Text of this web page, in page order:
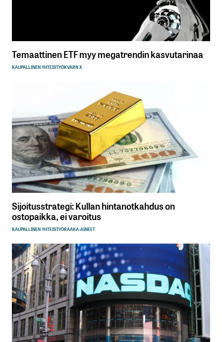
Temaattinen ETF myy megatrendin kasvutarinaa
KAUPALLINEN YHTEISTYÖKVARN X
Sijoitusstrategi: Kullan hintanotkahdus on
ostopaikka, ei varoitus
KAUPALLINEN YHTEISTYÖRAAKA-AINEET